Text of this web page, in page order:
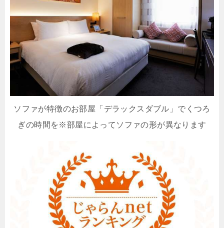
ソファが特徴のお部屋「デラックスダブル」でくつろ
ぎの時間を※部屋によってソファの形が異なります